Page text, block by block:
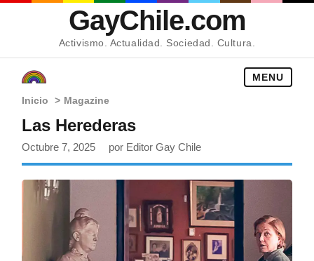
GayChile.com
Activismo. Actualidad. Sociedad. Cultura.
MENU
Inicio > Magazine
Las Herederas
Octubre 7, 2025 por Editor Gay Chile